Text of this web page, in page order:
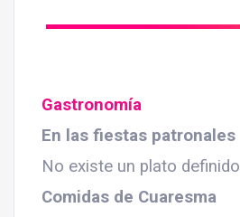
Gastronomía
En las fiestas patronales
No existe un plato definido
Comidas de Cuaresma